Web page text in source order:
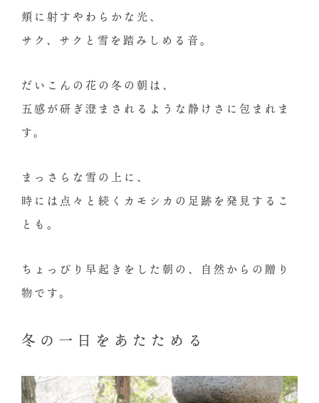
頬に射すやわらかな光、
サク、サクと雪を踏みしめる音。
だいこんの花の冬の朝は、
五感が研ぎ澄まされるような静けさに包まれま
す。
まっさらな雪の上に、
時には点々と続くカモシカの足跡を発見するこ
とも。
ちょっぴり早起きをした朝の、自然からの贈り
物です。
冬の一日をあたためる